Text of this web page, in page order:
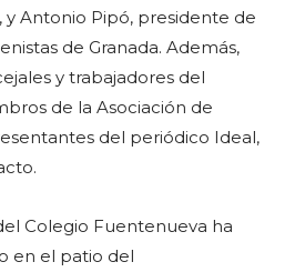
y Antonio Pipó, presidente de
de Granada. Además,
y trabajadores del
de la Asociación de
del periódico Ideal,
Colegio Fuentenueva ha
en el patio del